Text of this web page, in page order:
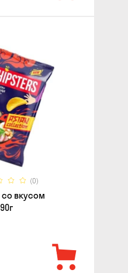
(0)
вкусом